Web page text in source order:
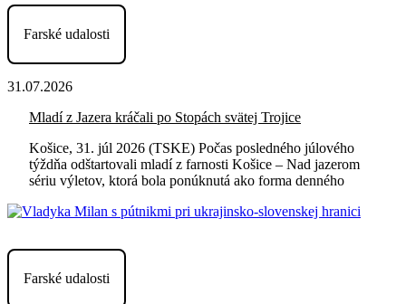
Farské udalosti
31.07.2026
Mladí z Jazera kráčali po Stopách svätej Trojice
Košice, 31. júl 2026 (TSKE) Počas posledného júlového
týždňa odštartovali mladí z farnosti Košice – Nad jazerom
sériu výletov, ktorá bola ponúknutá ako forma denného
Farské udalosti